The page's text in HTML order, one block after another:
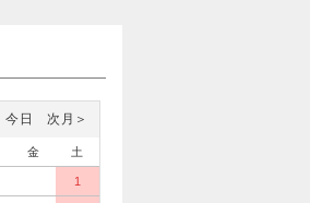
次月＞
今日
金 土
1